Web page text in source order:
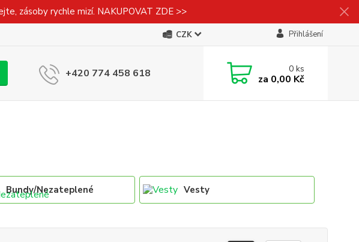
zásoby rychle mizí. NAKUPOVAT ZDE >>
CZK Přihlášení
+420 774 458 618 0ks
za 0,00 Kč
Bundy/Nezateplené Vesty